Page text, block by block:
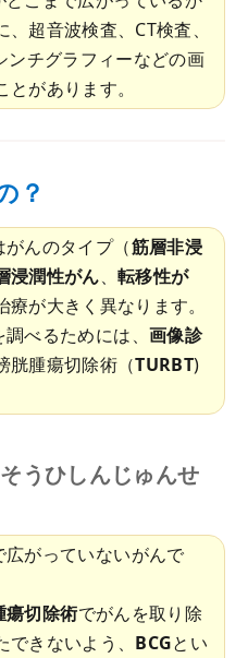
、超音波検査、CT検査、
ンチグラフィーなどの画
があります。
？
んのタイプ（筋層非浸
浸潤性がん、転移性が
療が大きく異なります。
べるためには、 画像診
胱腫瘍切除術（TURBT)
うひしんじゅんせ
広がっていないがんで
瘍切除術でがんを取り除
きないよう、 BCGとい